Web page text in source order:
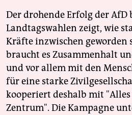
Der drohende Erfolg der AfD
Landtagswahlen zeigt, wie
Kräfte inzwischen geworden
braucht es Zusammenhalt
und vor allem mit den
für eine starke
kooperiert deshalb mit
Zentrum". Die Kampagne